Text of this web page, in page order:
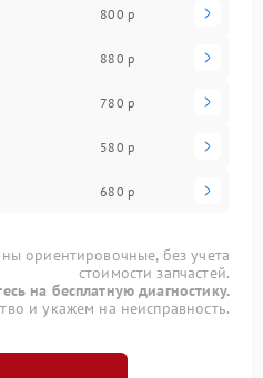
800 р
880 р
780 р
580 р
680 р
ориентировочные, без учета
стоимости запчастей.
на бесплатную диагностику.
и укажем на неисправность.